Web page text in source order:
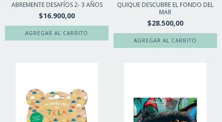
ABREMENTE DESAFÍOS 2- 3 AÑOS
$16.900,00
QUIQUE DESCUBRE EL FONDO DEL
MAR
$28.500,00